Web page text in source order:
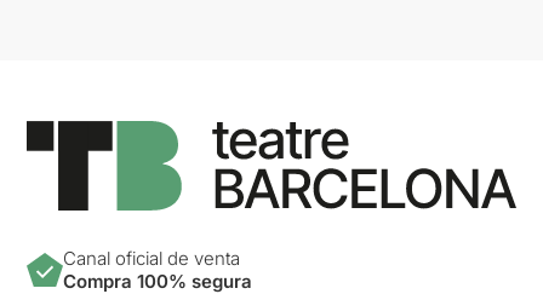
Canal oficial de venta
Compra 100% segura